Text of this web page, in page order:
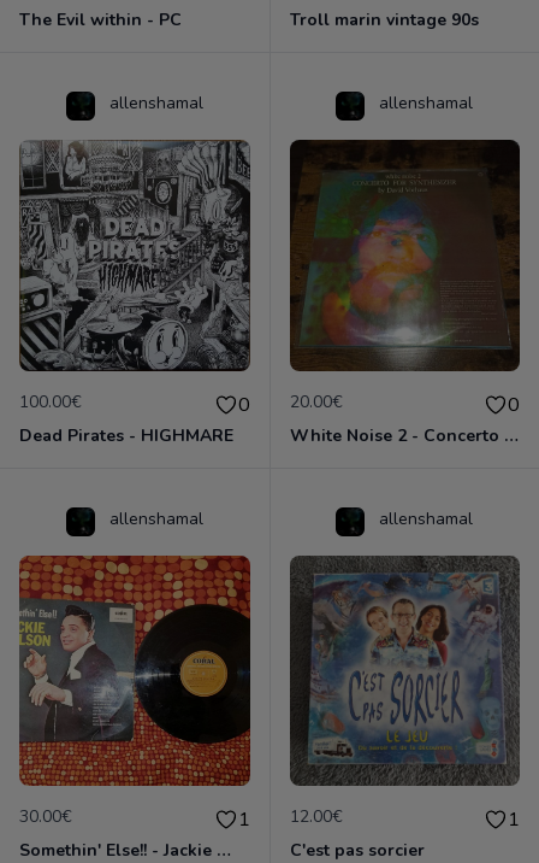
The Evil within - PC Troll marin vintage 90s
allenshamal
100.00€ 0
Dead Pirates - HIGHMARE
allenshamal
20.00€ 0
White Noise 2 - Concerto for synthesizer
allenshamal
30.00€ 1
Somethin' Else!! - Jackie Wilson
allenshamal
12.00€ 1
C'est pas sorcier